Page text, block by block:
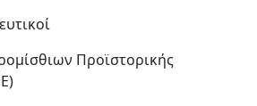
Προϊστορικής